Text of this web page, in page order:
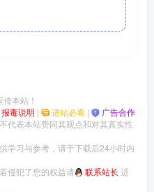
本站！
报毒说明 | 进站必看 | 广告合作
代表本站赞同其观点和对其真实性
学习与参考，请于下载后24小时内
侵犯了您的权益请 联系站长 进